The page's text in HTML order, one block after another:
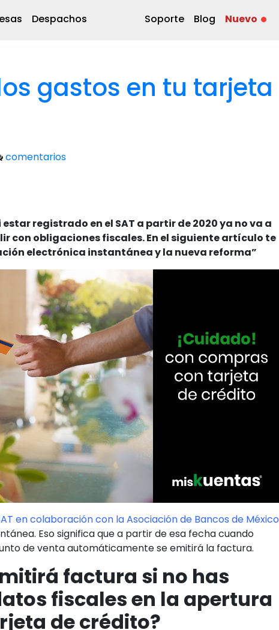
Despachos Soporte Blog Nuevo
gastos en tu tarjeta
comentarios
registrado en el SAT a partir de 2020 ya no va a
con obligaciones fiscales. En el siguiente artículo te
electrónica instantánea y la nueva reforma”
en colaboración con la Asociación de Bancos de México
Eso significa que a partir de esa fecha cuando
de venta automáticamente se emitirá la factura.
factura si no has
fiscales en la apertura
de crédito?